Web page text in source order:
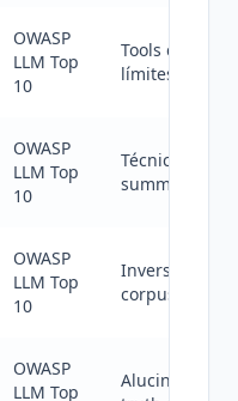
OWASP
LLM Top
10
Tools con
límites de
OWASP
LLM Top
10
Técnicas de
OWASP
LLM Top
10
Inversión de
corpus
OWASP
LLM Top